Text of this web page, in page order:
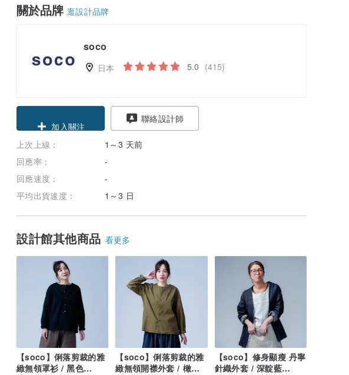
關於品牌 逛設計品牌
soco
日本 5.0 (415)
加入關注
聯絡設計師
上次上線：
1～3 天前
回應率：
-
回應速度：
-
平均出貨速度：
1～3 日
設計館其他商品 看更多
【soco】俐落剪裁的雅
緻無領罩衫 / 黑色
【soco】俐落剪裁的雅
緻無領開襟外套 / 橄欖
【soco】修身顯瘦 丹寧
針織外套 / 深靛藍